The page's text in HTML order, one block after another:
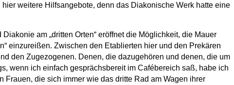
weitere Hilfsangebote, denn das Diakonische Werk hatte eine
am „dritten Orten“ eröffnet die Möglichkeit, die Mauer
einzureißen. Zwischen den Etablierten hier und den Prekären
den Zugezogenen. Denen, die dazugehören und denen, die um
wenn ich einfach gesprächsbereit im Cafébereich saß, habe ich
Frauen, die sich immer wie das dritte Rad am Wagen ihrer